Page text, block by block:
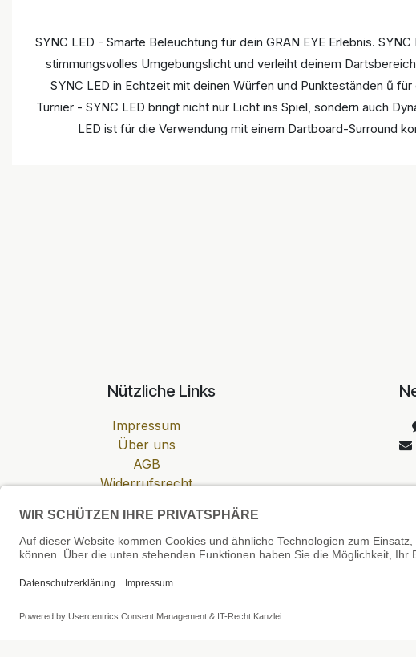
SYNC LED - Smarte Beleuchtung für dein GRAN EYE Erlebnis.
stimmungsvolles Umgebungslicht und verleiht deinem
SYNC LED in Echtzeit mit deinen Würfen und Punkteständen ű
Turnier - SYNC LED bringt nicht nur Licht ins Spiel, sondern auch
LED ist für die Verwendung mit einem Dartboard-Surround
Nützliche Links
Impressum
Über uns
AGB
Widerrufsrecht
Zahlung & Versand
Cookie-Einstellungen